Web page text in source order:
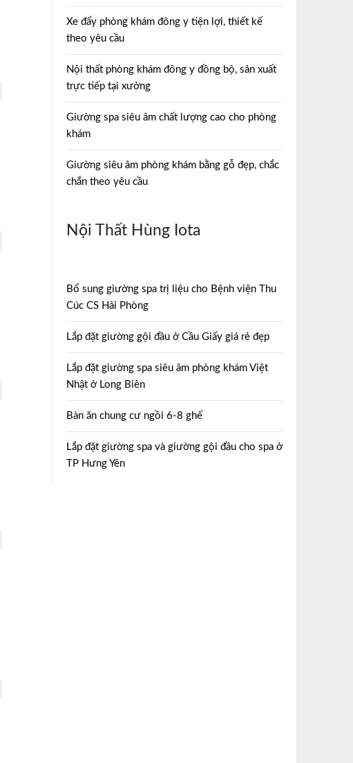
Xe đẩy phòng khám đông y tiện lợi, thiết kế
theo yêu cầu
Nội thất phòng khám đông y đồng bộ, sản xuất
trực tiếp tại xưởng
Giường spa siêu âm chất lượng cao cho phòng
khám
Giường siêu âm phòng khám bằng gỗ đẹp, chắc
chắn theo yêu cầu
Nội Thất Hùng Iota
Bổ sung giường spa trị liệu cho Bệnh viện Thu
Cúc CS Hải Phòng
Lắp đặt giường gội đầu ở Cầu Giấy giá rẻ đẹp
Lắp đặt giường spa siêu âm phòng khám Việt
Nhật ở Long Biên
Bàn ăn chung cư ngồi 6-8 ghế
Lắp đặt giường spa và giường gội đầu cho spa ở
TP Hưng Yên